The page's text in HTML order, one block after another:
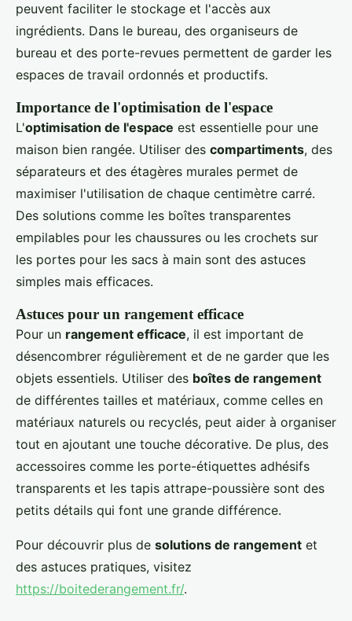
peuvent faciliter le stockage et l'accès aux
ingrédients. Dans le bureau, des organiseurs de
bureau et des porte-revues permettent de garder les
espaces de travail ordonnés et productifs.
Importance de l'optimisation de l'espace
L'optimisation de l'espace est essentielle pour une
maison bien rangée. Utiliser des compartiments, des
séparateurs et des étagères murales permet de
maximiser l'utilisation de chaque centimètre carré.
Des solutions comme les boîtes transparentes
empilables pour les chaussures ou les crochets sur
les portes pour les sacs à main sont des astuces
simples mais efficaces.
Astuces pour un rangement efficace
Pour un rangement efficace, il est important de
désencombrer régulièrement et de ne garder que les
objets essentiels. Utiliser des boîtes de rangement
de différentes tailles et matériaux, comme celles en
matériaux naturels ou recyclés, peut aider à organiser
tout en ajoutant une touche décorative. De plus, des
accessoires comme les porte-étiquettes adhésifs
transparents et les tapis attrape-poussière sont des
petits détails qui font une grande différence.
Pour découvrir plus de solutions de rangement et
des astuces pratiques, visitez
https://boitederangement.fr/.